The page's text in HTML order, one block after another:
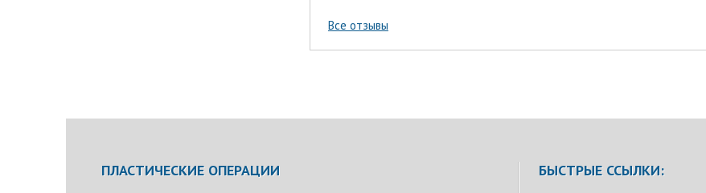
Все отзывы
ПЛАСТИЧЕСКИЕ ОПЕРАЦИИ БЫСТРЫЕ ССЫЛКИ: